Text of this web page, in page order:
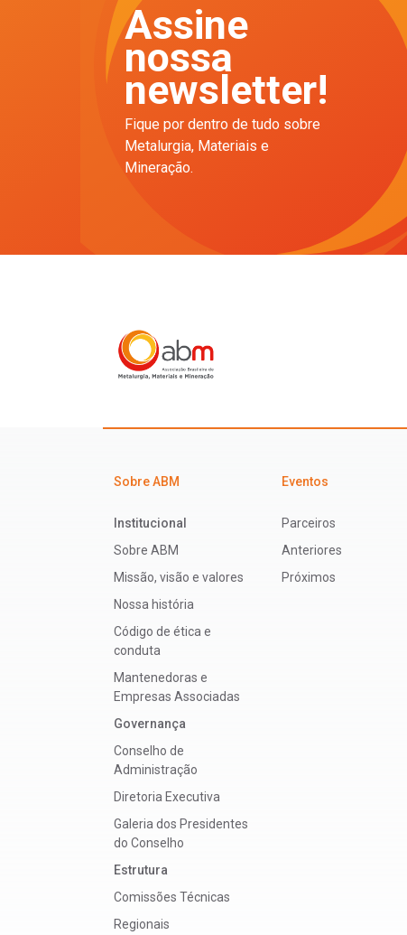
Assine
nossa
newsletter!
Fique por dentro de tudo sobre
Metalurgia, Materiais e
Mineração.
Sobre ABM
Institucional
Sobre ABM
Missão, visão e valores
Nossa história
Código de ética e
conduta
Mantenedoras e
Empresas Associadas
Governança
Conselho de
Administração
Diretoria Executiva
Galeria dos Presidentes
do Conselho
Estrutura
Comissões Técnicas
Regionais
Eventos
Parceiros
Anteriores
Próximos